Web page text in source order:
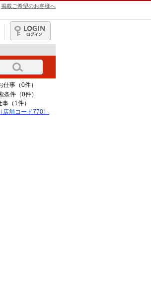
掲載ご希望のお客様へ
ログイン
仕事（0件）
条件（0件）
（1件）
舗コード770）